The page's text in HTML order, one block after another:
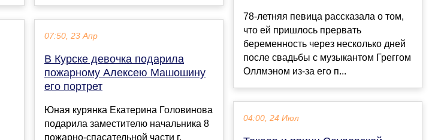
07:50, 23 Апр
В Курске девочка подарила
пожарному Алексею Машошину
его портрет
Юная курянка Екатерина Головинова
подарила заместителю начальника 8
пожарно-спасательной части г.
78-летняя певица рассказала о том,
что ей пришлось прервать
беременность через несколько дней
после свадьбы с музыкантом Греггом
Оллмэном из-за его п...
04:00, 24 Июл